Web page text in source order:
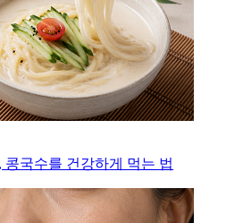
콩국수를 건강하게 먹는 법